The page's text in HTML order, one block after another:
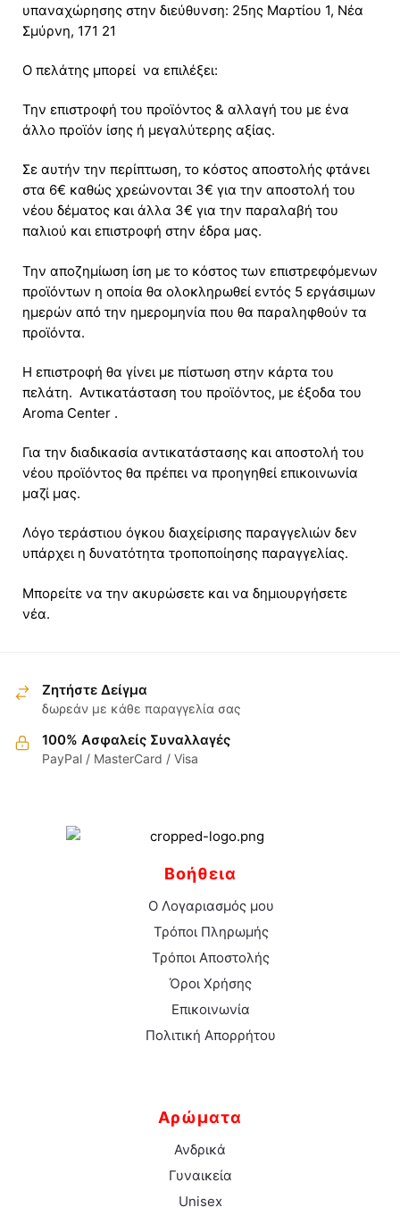
υπαναχώρησης στην διεύθυνση: 25ης Μαρτίου 1, Νέα
Σμύρνη, 171 21
Ο πελάτης μπορεί να επιλέξει:
Την επιστροφή του προϊόντος & αλλαγή του με ένα
άλλο προϊόν ίσης ή μεγαλύτερης αξίας.
Σε αυτήν την περίπτωση, το κόστος αποστολής φτάνει
στα 6€ καθώς χρεώνονται 3€ για την αποστολή του
νέου δέματος και άλλα 3€ για την παραλαβή του
παλιού και επιστροφή στην έδρα μας.
Την αποζημίωση ίση με το κόστος των επιστρεφόμενων
προϊόντων η οποία θα ολοκληρωθεί εντός 5 εργάσιμων
ημερών από την ημερομηνία που θα παραληφθούν τα
προϊόντα.
Η επιστροφή θα γίνει με πίστωση στην κάρτα του
πελάτη. Αντικατάσταση του προϊόντος, με έξοδα του
Aroma Center .
Για την διαδικασία αντικατάστασης και αποστολή του
νέου προϊόντος θα πρέπει να προηγηθεί επικοινωνία
μαζί μας.
Λόγο τεράστιου όγκου διαχείρισης παραγγελιών δεν
υπάρχει η δυνατότητα τροποποίησης παραγγελίας.
Μπορείτε να την ακυρώσετε και να δημιουργήσετε
νέα.
Ζητήστε Δείγμα
δωρεάν με κάθε παραγγελία σας
100% Ασφαλείς Συναλλαγές
PayPal / MasterCard / Visa
Βοήθεια
Ο Λογαριασμός μου
Τρόποι Πληρωμής
Τρόποι Αποστολής
Όροι Χρήσης
Επικοινωνία
Πολιτική Απορρήτου
Αρώματα
Ανδρικά
Γυναικεία
Unisex